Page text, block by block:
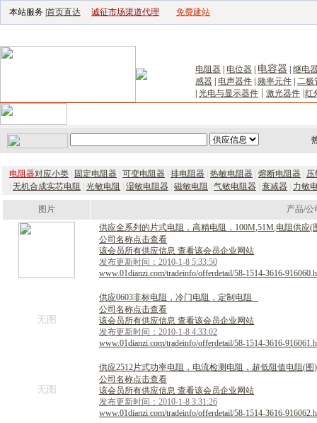
本站服务 | 首页直达 诚征市场渠道代理 免费建站
电阻器 电位器 电容器
继电
感器
电声器件 频率元件 二极
光电与显示器件 激光器件 红
电阻器对应小类 固定电阻器 可变电阻器 排电阻器 热敏电阻器 熔断电阻器
压
无机合成实芯电阻 光敏电阻 湿敏电阻器 磁敏电阻 气敏电阻器 衰减器 力敏
图片
产品/公
供应全系列 的 片式电阻 ， 高精电阻 ， 100M,51M,电阻 供应(
公司名称点击查看
该会员所有供应信息 查看该会员企业网站
发布更新时间：2010-1-8 5:33:50
www.01dianzi.com/tradeinfo/offerdetail/58-1514-3616-
无图
供应0603非标电阻 ， 冷门电阻 ， 定制 电阻
公司名称点击查看
该会员所有供应信息 查看该会员企业网站
发布更新时间：2010-1-8 4:33:02
www.01dianzi.com/tradeinfo/offerdetail/58-1514-3616-
无图
供应2512片式功率电阻 ， 电流检测 电阻 ， 超低阻 值电阻 (图)
公司名称点击查看
该会员所有供应信息 查看该会员企业网站
发布更新时间：2010-1-8 3:31:26
www.01dianzi.com/tradeinfo/offerdetail/58-1514-3616-